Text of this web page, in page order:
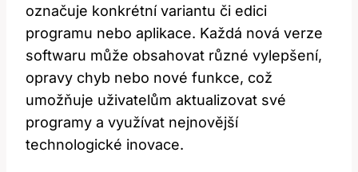
označuje konkrétní variantu či edici
programu nebo aplikace. Každá nová verze
softwaru může obsahovat různé vylepšení,
opravy chyb nebo nové funkce, což
umožňuje uživatelům aktualizovat své
programy a využívat nejnovější
technologické inovace.